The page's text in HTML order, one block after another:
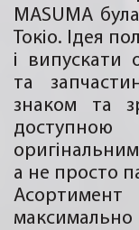
MASUMA
Токіо. Ідея
і випускати
та
знаком та
а не просто